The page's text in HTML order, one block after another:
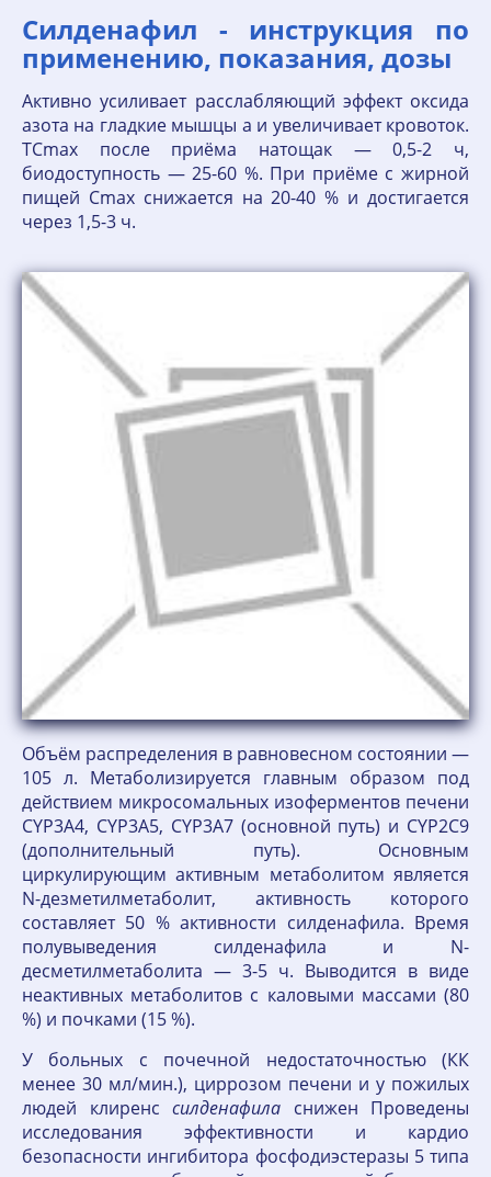
Силденафил - инструкция по
применению, показания, дозы
Активно усиливает расслабляющий эффект оксида
азота на гладкие мышцы а и увеличивает кровоток.
TCmax после приёма натощак — 0,5-2 ч,
биодоступность — 25-60 %. При приёме с жирной
пищей Cmax снижается на 20-40 % и достигается
через 1,5-3 ч.
Объём распределения в равновесном состоянии —
105 л. Метаболизируется главным образом под
действием микросомальных изоферментов печени
CYP3A4, CYP3A5, CYP3A7 (основной путь) и CYP2C9
(дополнительный путь). Основным
циркулирующим активным метаболитом является
N-дезметилметаболит, активность которого
составляет 50 % активности силденафила. Время
полувыведения силденафила и N-
десметилметаболита — 3-5 ч. Выводится в виде
неактивных метаболитов с каловыми массами (80
%) и почками (15 %).
У больных с почечной недостаточностью (КК
менее 30 мл/мин.), циррозом печени и у пожилых
людей клиренс силденафила снижен Проведены
исследования эффективности и кардио
безопасности ингибитора фосфодиэстеразы 5 типа